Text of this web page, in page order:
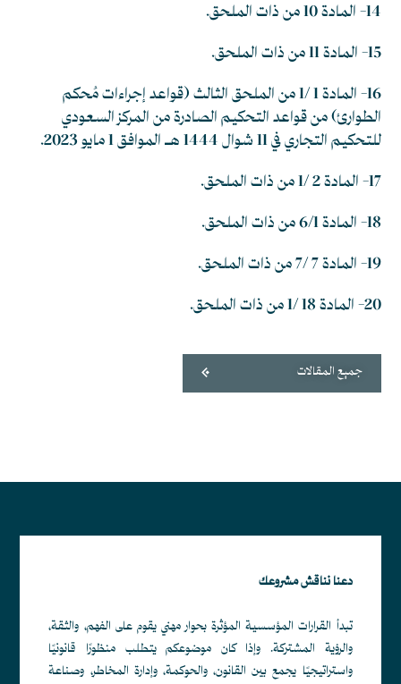
14- المادة 10 من ذات الملحق.
15- المادة 11 من ذات الملحق.
16- المادة 1 /1 من الملحق الثالث (قواعد إجراءات مُحكم
الطوارئ) من قواعد التحكيم الصادرة من المركز السعودي
للتحكيم التجاري في 11 شوال 1444 هـ الموافق 1 مايو 2023.
17- المادة 2 /1 من ذات الملحق.
18- المادة 6/1 من ذات الملحق.
19- المادة 7 /7 من ذات الملحق.
20- المادة 18 /1 من ذات الملحق.
جميع المقالات
دعنا نناقش مشروعك
تبدأ القرارات المؤسسية المؤثرة بحوار مهني يقوم على الفهم، والثقة،
والرؤية المشتركة. وإذا كان موضوعكم يتطلب منظورًا قانونيًا
واستراتيجيًا يجمع بين القانون، والحوكمة، وإدارة المخاطر، وصناعة